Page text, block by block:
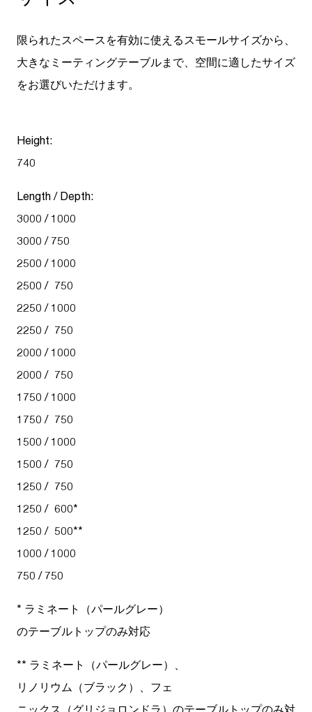
限られたスペースを有効に使えるスモールサイズから、
大きなミーティングテーブルまで、空間に適したサイズ
をお選びいただけます。
Height:
740
Length / Depth:
3000 / 1000
3000 / 750
2500 / 1000
2500 / 750
2250 / 1000
2250 / 750
2000 / 1000
2000 / 750
1750 / 1000
1750 / 750
1500 / 1000
1500 / 750
1250 / 750
1250 / 600*
1250 / 500**
1000 / 1000
750 / 750
* ラミネート（パールグレー）
のテーブルトップのみ対応
** ラミネート（パールグレー）、
リノリウム（ブラック）、フェ
ニックス（グリジョロンドラ）のテーブルトップのみ対